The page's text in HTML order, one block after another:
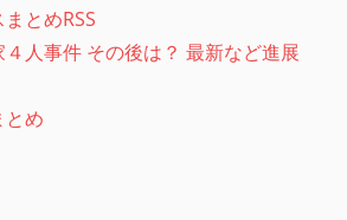
とめRSS
人事件 その後は？ 最新など進展
とめ